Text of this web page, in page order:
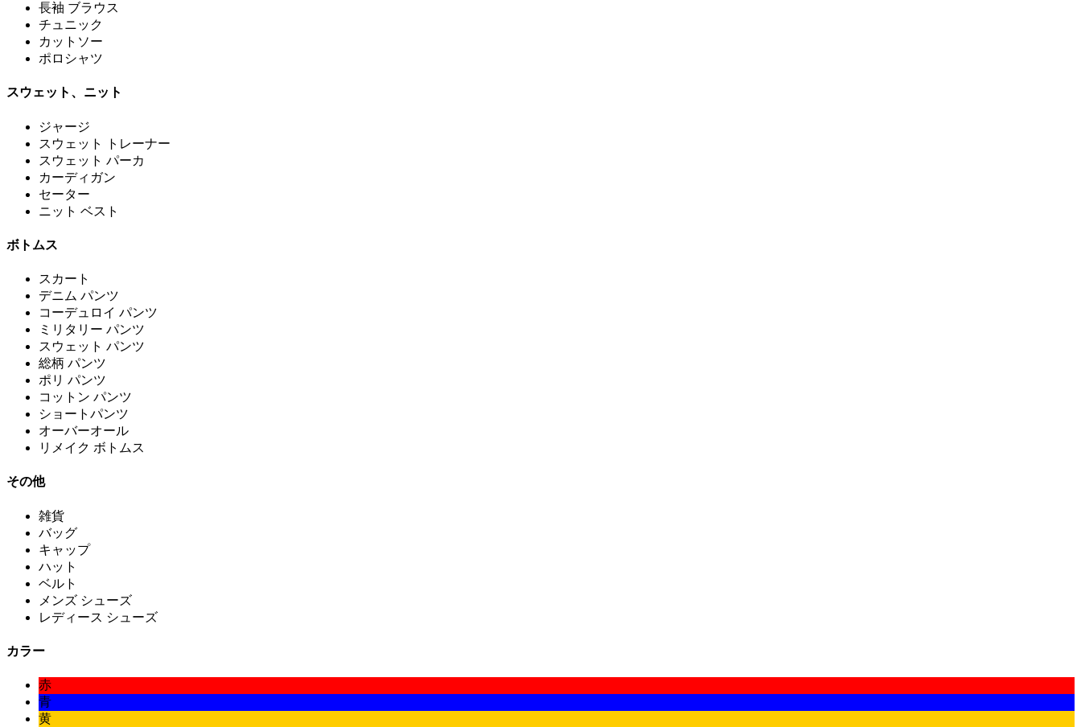
長袖 ブラウス
チュニック
カットソー
ポロシャツ
スウェット、ニット
ジャージ
スウェット トレーナー
スウェット パーカ
カーディガン
セーター
ニット ベスト
ボトムス
スカート
デニム パンツ
コーデュロイ パンツ
ミリタリー パンツ
スウェット パンツ
総柄 パンツ
ポリ パンツ
コットン パンツ
ショートパンツ
オーバーオール
リメイク ボトムス
その他
雑貨
バッグ
キャップ
ハット
ベルト
メンズ シューズ
レディース シューズ
カラー
赤
青
黄